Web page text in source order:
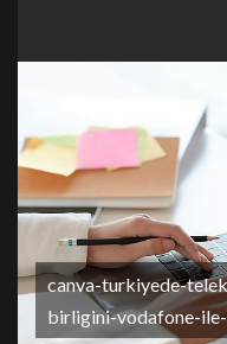
canva-turkiyede-
birligini-vodafone-